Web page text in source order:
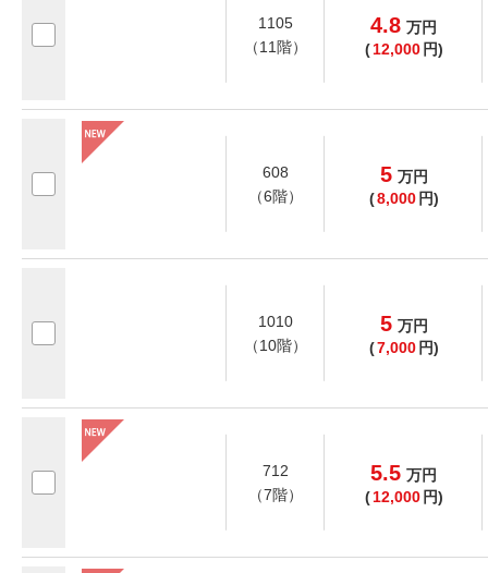
1105
（11階）
4.8 万円
( 12,000 円)
608
（6階）
5 万円
(8,000 円)
1010
（10階）
5 万円
(7,000 円)
712
（7階）
5.5 万円
( 12,000 円)